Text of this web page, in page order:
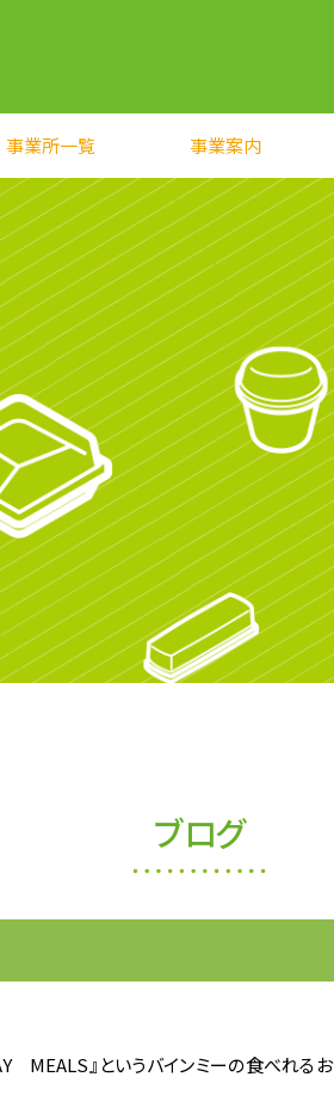
事業所一覧 事業案内
ブログ
MEALS』というバインミーの食べれるお